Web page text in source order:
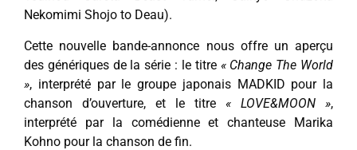
Nekomimi Shojo to Deau).
Cette nouvelle bande-annonce nous offre un aperçu
des génériques de la série : le titre « Change The World
», interprété par le groupe japonais MADKID pour la
chanson d’ouverture, et le titre « LOVE&MOON »,
interprété par la comédienne et chanteuse Marika
Kohno pour la chanson de fin.